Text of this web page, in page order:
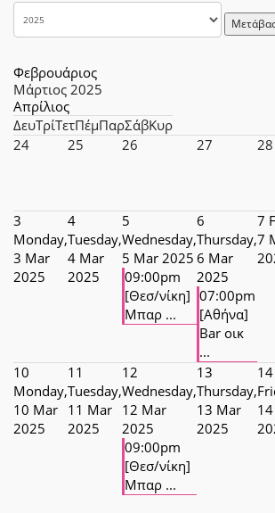
Φεβρουάριος
Μάρτιος 2025
Απρίλιος
ΔευΤρίΤετΠέμΠαρΣάβΚυρ
24
25 26 27 28
3
Monday,
3 Mar
2025
4
Tuesday,
4 Mar
2025
5
Wednesday,
5 Mar 2025
09:00pm
[Θεσ/νίκη]
Μπαρ ...
6
Thursday,
6 Mar
2025
07:00pm
[Αθήνα]
Bar οικ
...
7
7
10
Monday,
10 Mar
2025
11
Tuesday,
11 Mar
2025
12
Wednesday,
12 Mar
2025
09:00pm
[Θεσ/νίκη]
Μπαρ ...
13
Thursday,
13 Mar
2025
14